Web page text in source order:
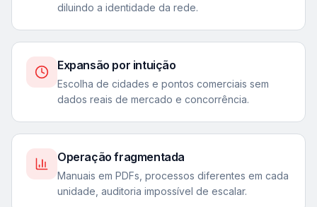
diluindo a identidade da rede.
Expansão por intuição
Escolha de cidades e pontos comerciais sem
dados reais de mercado e concorrência.
Operação fragmentada
Manuais em PDFs, processos diferentes em cada
unidade, auditoria impossível de escalar.